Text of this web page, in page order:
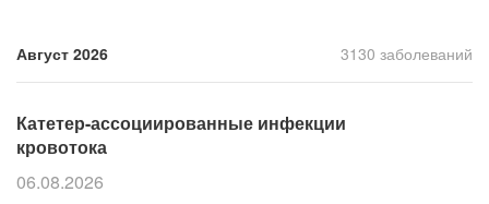
Август 2026 3130 заболеваний
Катетер-ассоциированные инфекции
кровотока
06.08.2026